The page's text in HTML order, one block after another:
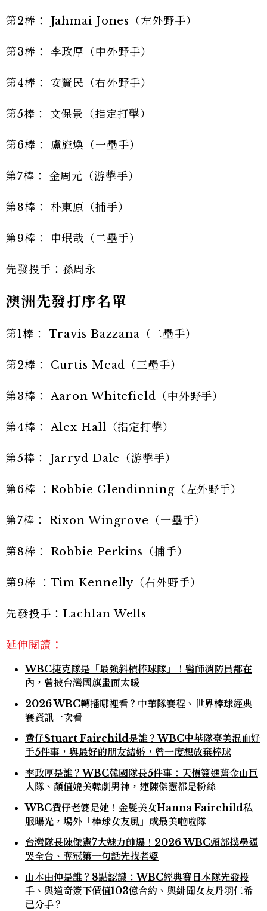
第2棒： Jahmai Jones（左外野手）
第3棒： 李政厚（中外野手）
第4棒： 安賢民（右外野手）
第5棒： 文保景（指定打擊）
第6棒： 盧施煥（一壘手）
第7棒： 金周元（游擊手）
第8棒： 朴東原（捕手）
第9棒： 申珉哉（二壘手）
先發投手：孫周永
澳洲先發打序名單
第1棒： Travis Bazzana（二壘手）
第2棒： Curtis Mead（三壘手）
第3棒： Aaron Whitefield（中外野手）
第4棒： Alex Hall（指定打擊）
第5棒： Jarryd Dale（游擊手）
第6棒 ：Robbie Glendinning（左外野手）
第7棒： Rixon Wingrove（一壘手）
第8棒： Robbie Perkins（捕手）
第9棒 ：Tim Kennelly（右外野手）
先發投手：Lachlan Wells
延伸閱讀：
WBC捷克隊是「最強斜槓棒球隊」！醫師消防員都在
內，曾披台灣國旗畫面太暖
2026 WBC轉播哪裡看？中華隊賽程、世界棒球經典
賽資訊一次看
費仔Stuart Fairchild是誰？WBC中華隊臺美混血好
手5件事，與最好的朋友結婚，曾一度想放棄棒球
李政厚是誰？WBC韓國隊長5件事：天價簽進舊金山巨
人隊、顏值媲美韓劇男神，連陳傑憲都是粉絲
WBC費仔老婆是她！金髮美女Hanna Fairchild私
服曝光，場外「棒球女友風」成最美啦啦隊
台灣隊長陳傑憲7大魅力帥爆！2026 WBC頭部撲壘逼
哭全台、奪冠第一句話先找老婆
山本由伸是誰？8點認識：WBC經典賽日本隊先發投
手、與道奇簽下價值103億合約、與緋聞女友丹羽仁希
已分手？